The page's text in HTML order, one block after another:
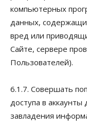
компьютерных
данных,
вред или
Сайте, сервере
Пользователей).
6.1.7. Совершать
доступа в
завладения